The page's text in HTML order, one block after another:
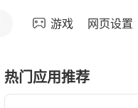
游戏 网页设置
热门应用推荐